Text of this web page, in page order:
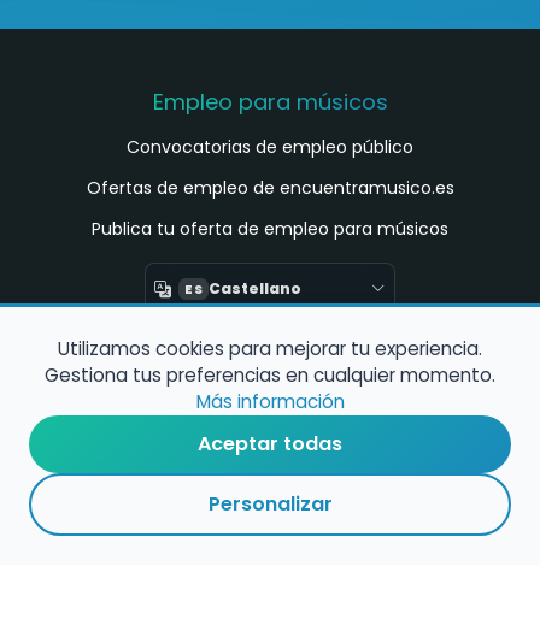
Empleo para músicos
Convocatorias de empleo público
Ofertas de empleo de encuentramusico.es
Publica tu oferta de empleo para músicos
ES Castellano
Encuentra Músico
Buscador de Músicos
Encuentra Pianista Acompañante
Asesoría para músicos y docentes
Utilizamos cookies para mejorar tu experiencia.
Gestiona tus preferencias en cualquier momento.
Más información
Aceptar todas
Personalizar